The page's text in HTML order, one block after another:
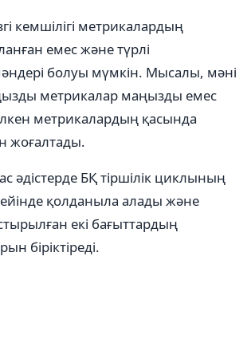
кемшілігі метрикалардың
емес және түрлі
болуы мүмкін. Мысалы, мәні
метрикалар маңызды емес
метрикалардың қасында
жоғалтады.
әдістерде БҚ тіршілік циклының
қолданыла алады және
екі бағыттардың
біріктіреді.